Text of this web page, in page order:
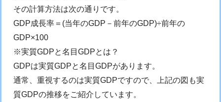
その計算方法は次の通りです。
GDP成長率＝(当年のGDP－前年のGDP)÷前年の
GDP×100
※実質GDPと名目GDPとは？
GDPは実質GDPと名目GDPがあります。
通常、重視するのは実質GDPですので、上記の図も実
質GDPの推移をご紹介しています。